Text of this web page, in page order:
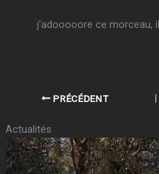
j’adooooore ce morceau,
PRÉCÉDENT
Actualités